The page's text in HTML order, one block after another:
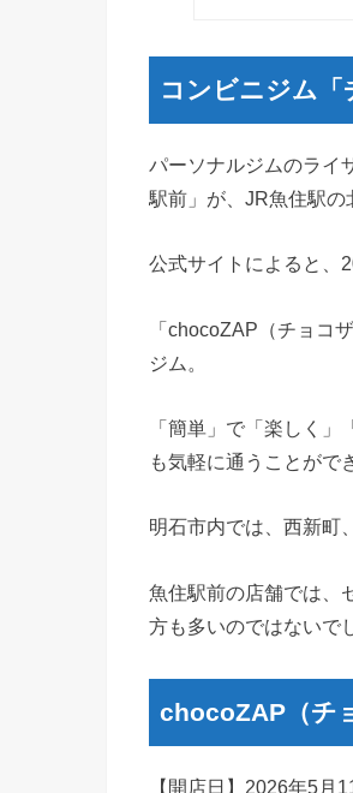
コンビニジム
パーソナルジムのライ
駅前」が、JR魚住駅の
公式サイトによると、
「chocoZAP（チョコ
ジム。
「簡単」で「楽しく
も気軽に通うことがで
明石市内では、西新町
魚住駅前の店舗では、
方も多いのではないで
chocoZAP（チ
【開店日】2026年5月